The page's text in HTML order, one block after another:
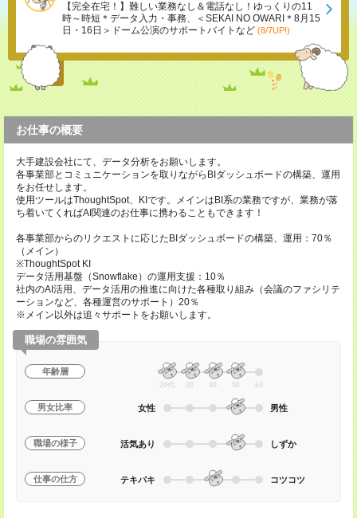
【完全在宅！】難しい業務なし＆電話なし！ゆっくりの11
時～時短＊データ入力・事務、＜SEKAI NO OWARI＊8月15
日・16日＞ドーム公演のサポートバイトなど (8/7UP!)
お仕事の概要
大手建設会社にて、データ分析をお願いします。
各事業部とコミュニケーションを取りながらBIダッシュボードの構築、運用
をお任せします。
使用ツールはThoughtSpot、KIです。メインはBI系の業務ですが、業務が落
ち着いてくればAI関連のお仕事に携わることもできます！
各事業部からのリクエストに応じたBIダッシュボードの構築、運用：70％
（メイン）
※ThoughtSpot KI
データ活用基盤（Snowflake）の運用支援：10％
社内のAI活用、データ活用の推進に向けた各種取り組み（会議のファシリテ
ーションなど、各種運営のサポート）20％
※メイン以外は追々サポートをお願いします。
職場の雰囲気
年齢層
20代 30 40 50 60
男女比率 女性 男性
職場の様子 活気あり しずか
仕事の仕方 テキパキ コツコツ